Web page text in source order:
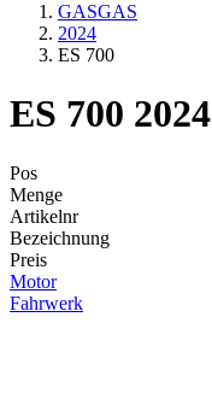
GASGAS
2024
ES 700
ES 700 2024
Pos
Menge
Artikelnr
Bezeichnung
Preis
Motor
Fahrwerk